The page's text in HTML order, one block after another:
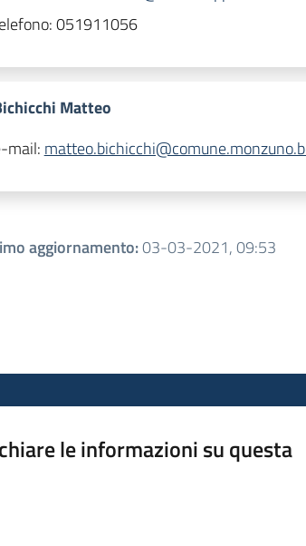
051911056
Matteo
mail:
aggiornamento:03-03-2021, 09:53
le informazioni su questa